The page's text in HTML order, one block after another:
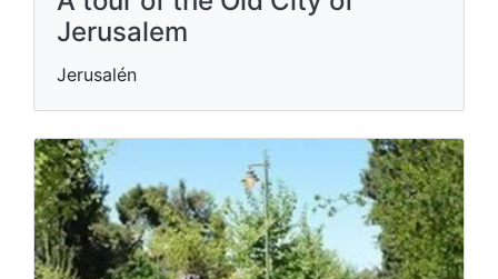
Jerusalem
Jerusalén